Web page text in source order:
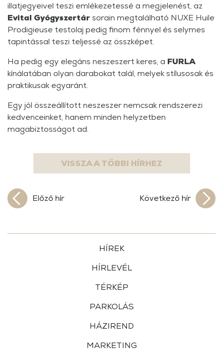
illatjegyeivel teszi emlékezetessé a megjelenést, az
Evital Gyógyszertársorain megtalálható NUXE Huile
Prodigieuse testolaj pedig finom fénnyel és selymes
tapintással teszi teljessé az összképet.
Ha pedig egy elegáns neszeszert keres, a FURLA
kínálatában olyan darabokat talál, melyek stílusosak és
praktikusak egyaránt.
Egy jól összeállított neszeszer nemcsak rendszerezi
kedvenceinket, hanem minden helyzetben
magabiztosságot ad.
Előző hír
VISSZA A TÖBBI HÍRHEZ
Következő hír
HÍREK
HÍRLEVÉL
TÉRKÉP
PARKOLÁS
HÁZIREND
MARKETING